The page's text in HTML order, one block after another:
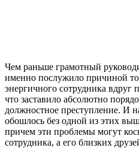
Чем раньше грамотный
именно послужило причиной
энергичного сотрудника вдруг
что заставило абсолютно
должностное преступление. И
обошлось без одной из этих
причем эти проблемы могут
сотрудника, а его близких